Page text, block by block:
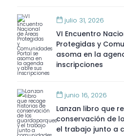
VI Encuentro
Protegidas y
asoma en la
inscripciones
julio 31, 2026
Lanzan libro que
conservación de
el trabajo junto a
junio 16, 2026